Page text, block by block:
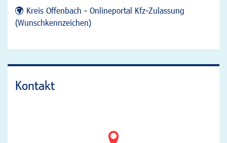
Kreis Offenbach - Onlineportal Kfz-Zulassung
(Wunschkennzeichen)
Kontakt